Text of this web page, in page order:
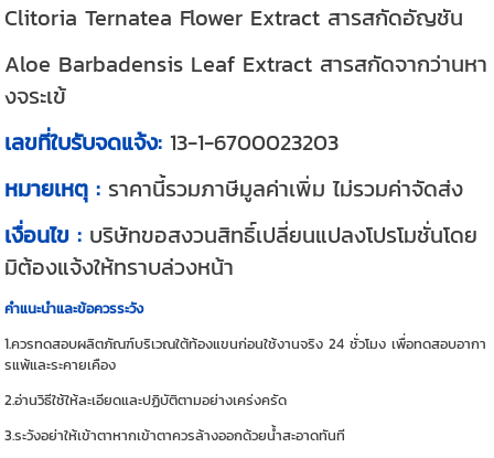
Clitoria Ternatea Flower Extract สารสกัดอัญชัน
Aloe Barbadensis Leaf Extract สารสกัดจากว่านหา
งจระเข้
เลขที่ใบรับจดแจ้ง: 13-1-6700023203
หมายเหตุ : ราคานี้รวมภาษีมูลค่าเพิ่ม ไม่รวมค่าจัดส่ง
เงื่อนไข : บริษัทขอสงวนสิทธิ์เปลี่ยนแปลงโปรโมชั่นโดย
มิต้องแจ้งให้ทราบล่วงหน้า
คำแนะนำและข้อควรระวัง
1.ควรทดสอบผลิตภัณฑ์บริเวณใต้ท้องแขนก่อนใช้งานจริง 24 ชั่วโมง เพื่อทดสอบอากา
รแพ้และระคายเคือง
2.อ่านวิธีใช้ให้ละเอียดและปฏิบัติตามอย่างเคร่งครัด
3.ระวังอย่าให้เข้าตาหากเข้าตาควรล้างออกด้วยน้ำสะอาดทันที